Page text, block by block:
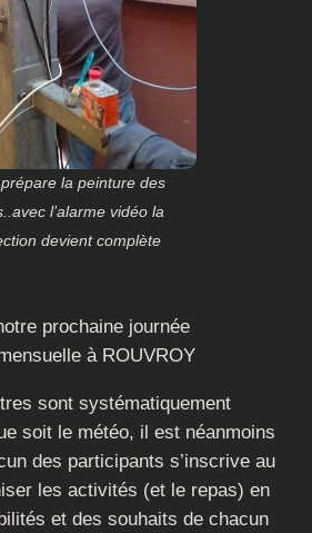
la peinture des
l’alarme vidéo la
devient complète
prochaine journée
à ROUVROY
sont systématiquement
soit le météo, il est néanmoins
des participants s’inscrive au
les activités (et le repas) en
et des souhaits de chacun